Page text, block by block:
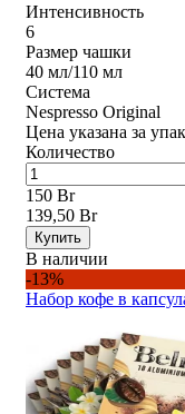
Интенсивность
6
Размер чашки
40 мл/110 мл
Система
Nespresso Original
Цена указана за
Количество
150 Br
139,50 Br
Купить
В наличии
-13%
Набор кофе в